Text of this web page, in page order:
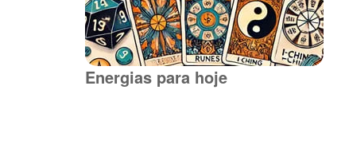
Energias para hoje